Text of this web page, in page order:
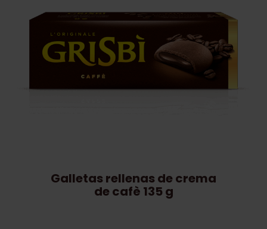
Galletas rellenas de crema
de cafè 135 g